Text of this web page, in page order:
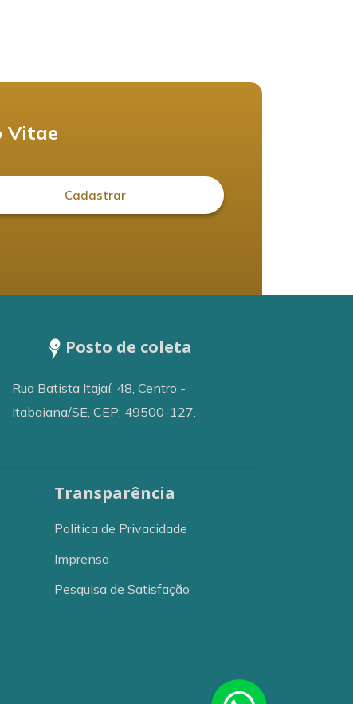
Vitae
Posto de coleta
Rua Batista Itajaí, 48, Centro -
Itabaiana/SE, CEP: 49500-127.
Transparência
Politica de Privacidade
Imprensa
Pesquisa de Satisfação